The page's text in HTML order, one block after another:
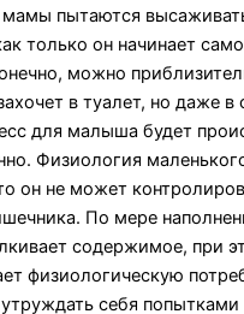
пытаются
только он начинает
можно
в туалет, но даже в
для малыша будет
Физиология
он не может
По мере
содержимое, при
физиологическую
себя попытками